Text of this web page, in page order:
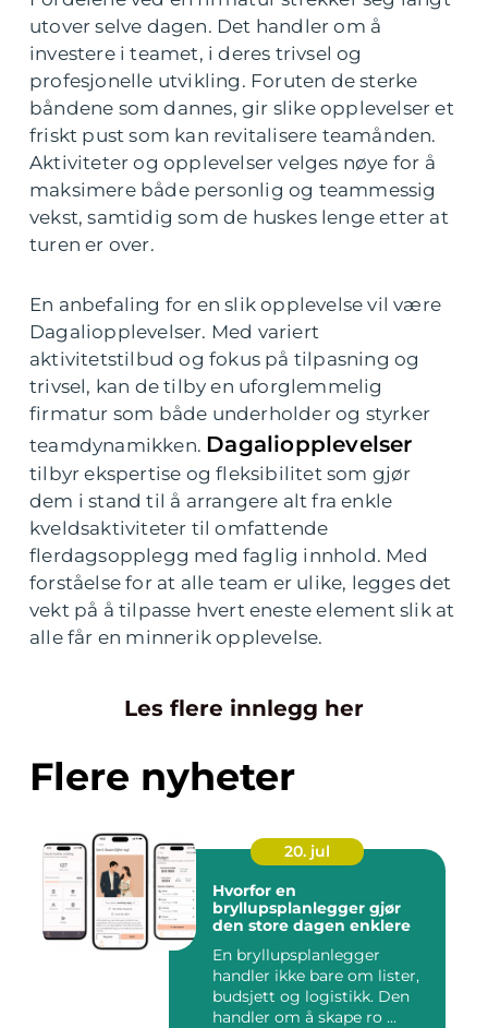
utover selve dagen. Det handler om å
investere i teamet, i deres trivsel og
profesjonelle utvikling. Foruten de sterke
båndene som dannes, gir slike opplevelser et
friskt pust som kan revitalisere teamånden.
Aktiviteter og opplevelser velges nøye for å
maksimere både personlig og teammessig
vekst, samtidig som de huskes lenge etter at
turen er over.
En anbefaling for en slik opplevelse vil være
Dagaliopplevelser. Med variert
aktivitetstilbud og fokus på tilpasning og
trivsel, kan de tilby en uforglemmelig
firmatur som både underholder og styrker
teamdynamikken. Dagaliopplevelser
tilbyr ekspertise og fleksibilitet som gjør
dem i stand til å arrangere alt fra enkle
kveldsaktiviteter til omfattende
flerdagsopplegg med faglig innhold. Med
forståelse for at alle team er ulike, legges det
vekt på å tilpasse hvert eneste element slik at
alle får en minnerik opplevelse.
Les flere innlegg her
Flere nyheter
20. jul
Hvorfor en
bryllupsplanlegger gjør
den store dagen enklere
En bryllupsplanlegger
handler ikke bare om lister,
budsjett og logistikk. Den
handler om å skape ro ...